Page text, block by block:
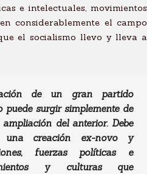
e intelectuales, movimientos
considerablemente el campo
el socialismo llevo y lleva a
de un gran partido
puede surgir simplemente de
del anterior. Debe
una creación ex-novo y
fuerzas políticas e
y culturas que